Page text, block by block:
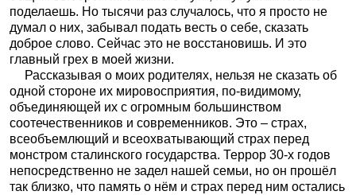
поделаешь. Но тысячи раз случалось, что я просто не
думал о них, забывал подать весть о себе, сказать
доброе слово. Сейчас это не восстановишь. И это
главный грех в моей жизни.
Рассказывая о моих родителях, нельзя не сказать об
одной стороне их мировосприятия, по-видимому,
объединяющей их с огромным большинством
соотечественников и современников. Это – страх,
всеобъемлющий и всеохватывающий страх перед
монстром сталинского государства. Террор 30-х годов
непосредственно не задел нашей семьи, но он прошёл
так близко, что память о нём и страх перед ним остались